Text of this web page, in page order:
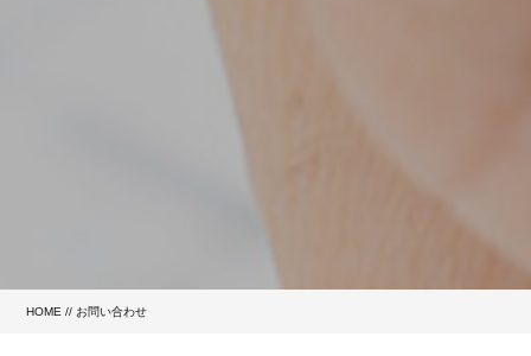
HOME // お問い合わせ